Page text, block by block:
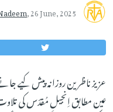
,26 June, 2025
عزیز ناظرین روزانہ پیش کیے
عین مطابق اِنجیلِ مُقدّس کی